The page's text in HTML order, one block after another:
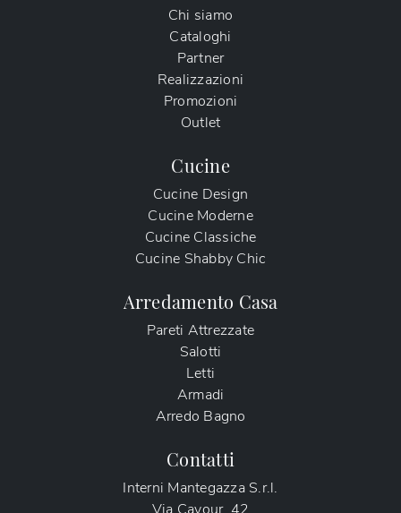
Chi siamo
Cataloghi
Partner
Realizzazioni
Promozioni
Outlet
Cucine
Cucine Design
Cucine Moderne
Cucine Classiche
Cucine Shabby Chic
Arredamento Casa
Pareti Attrezzate
Salotti
Letti
Armadi
Arredo Bagno
Contatti
Interni Mantegazza S.r.l.